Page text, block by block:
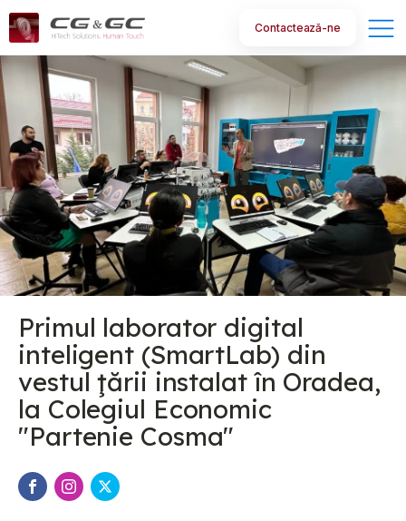
Contactează-ne
Despre noi
Educație
Business
Noutăți
Primul laborator digital
inteligent (SmartLab) din
vestul ţării instalat în Oradea,
la Colegiul Economic
"Partenie Cosma"